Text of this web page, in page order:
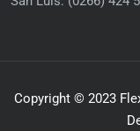
Copyright © 2023